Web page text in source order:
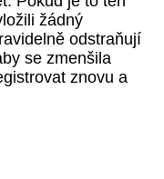
žádný
odstraňují
se zmenšila
znovu a